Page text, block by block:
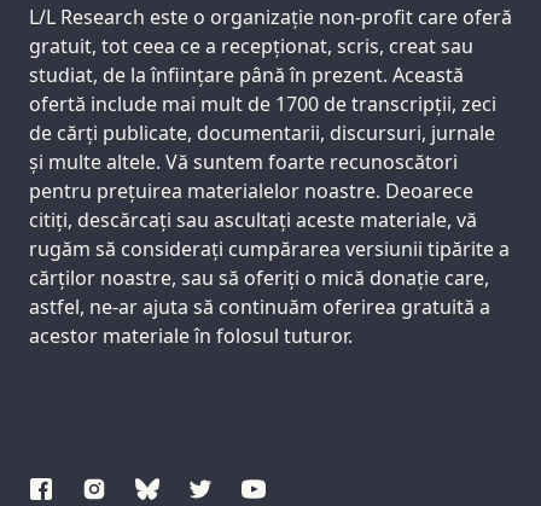
Support us:
L/L Research este o organizație non-profit care oferă
gratuit, tot ceea ce a recepționat, scris, creat sau
studiat, de la înființare până în prezent. Această
ofertă include mai mult de 1700 de transcripții, zeci
de cărți publicate, documentarii, discursuri, jurnale
și multe altele. Vă suntem foarte recunoscători
pentru prețuirea materialelor noastre. Deoarece
citiți, descărcați sau ascultați aceste materiale, vă
rugăm să considerați cumpărarea versiunii tipărite a
cărților noastre, sau să oferiți o mică donație care,
astfel, ne-ar ajuta să continuăm oferirea gratuită a
acestor materiale în folosul tuturor.